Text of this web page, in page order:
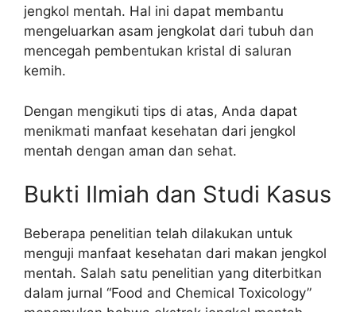
jengkol mentah. Hal ini dapat membantu
mengeluarkan asam jengkolat dari tubuh dan
mencegah pembentukan kristal di saluran
kemih.
Dengan mengikuti tips di atas, Anda dapat
menikmati manfaat kesehatan dari jengkol
mentah dengan aman dan sehat.
Bukti Ilmiah dan Studi Kasus
Beberapa penelitian telah dilakukan untuk
menguji manfaat kesehatan dari makan jengkol
mentah. Salah satu penelitian yang diterbitkan
dalam jurnal “Food and Chemical Toxicology”